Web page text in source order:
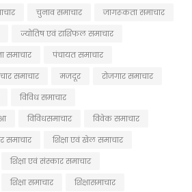
चुनाव समाचार
जागरूकता समाचार
ज्योतिष एवं राशिफल समाचार
समाचार
पंचायत समाचार
समाचार मजदूर
रोजगार समाचार
विविध समाचार
विविधसमाचार
विवेक समाचार
समाचार
शिक्षा एवं खेल समाचार
शिक्षा एवं संस्कार समाचार
शिक्षा समाचार
शिक्षासमाचार